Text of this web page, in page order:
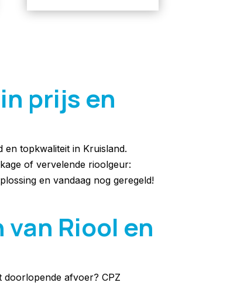
prijs en
en topkwaliteit in Kruisland.
of vervelende rioolgeur:
en vandaag nog geregeld!
Riool en
afvoer? CPZ